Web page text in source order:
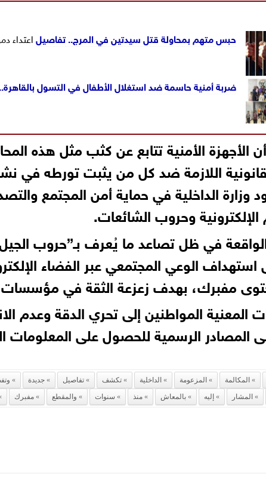
حبس متهم بمحاولة قتل سيدتين في المرج..تفاصيلاعتداء
ضربة أمنية حاسمة ضد استغلال الأطفال في التسول بالقاهرة.. حبس 9 متهمين وإنقاذ 14
الأمنية تتابع عن كثب مثل هذه
اللازمة ضد كل من يثبت تورطه في
وزارة الداخلية في حماية أمن المجتمع
الإلكترونية وحروب الشائعات.
في ظل تصاعد ما يُعرف بـ”حروب الجيل
الوعي المجتمعي عبر الفضاء
مفبرك، بهدف زعزعة الثقة في مؤسسات
المواطنين إلى تحري الدقة وعدم
المصادر الرسمية للحصول على المعلومات
المكالمة المزعومة الداخلية تكشف تفاصيل جديدة
المشار إليه بالمعاش منذ سنوات والمقطع مفبرك